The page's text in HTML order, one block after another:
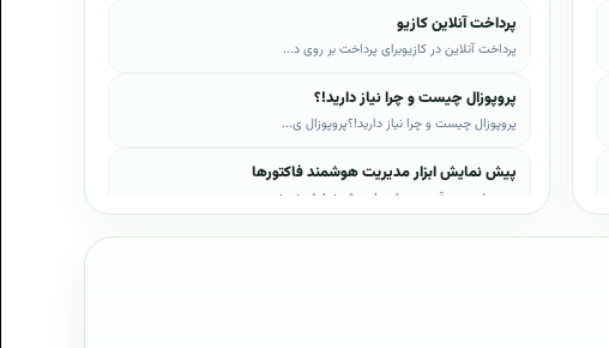
پرداخت آنلاین کازیو
پرداخت آنلاین در کازیوبرای پرداخت بر روی د...
پروپوزال چیست و چرا نیاز دارید!؟
پروپوزال چیست و چرا نیاز دارید!؟پروپوزال ی...
پیش نمایش ابزار مدیریت هوشمند فاکتورها
در ویدئوی زیر قسمت‌هایی از پیش نمایش نمونه...